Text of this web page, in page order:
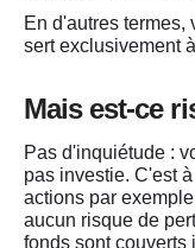
En d'autres termes,
sert exclusivement
Mais est-ce
Pas d'inquiétude :
pas investie. C'est
actions par
aucun risque de
fonds sont couverts